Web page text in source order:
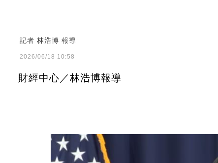
記者 林浩博 報導
2026/06/18 10:58
財經中心／林浩博報導